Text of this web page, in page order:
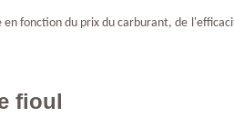
en fonction du prix du carburant, de
fioul